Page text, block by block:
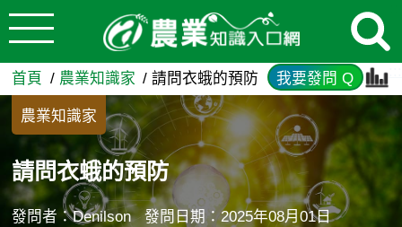
跳到主要內容
請問衣蛾的預防 - 農業知識入
首頁 農業知識家 請問衣蛾的預防 我要發問 Q
農業知識家
請問衣蛾的預防
發問者：Denilson 發問日期：2025年08月01日